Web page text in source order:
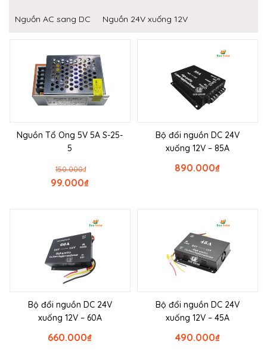
Nguồn AC sang DC Nguồn 24V xuống 12V
Nguồn Tổ Ong 5V 5A S-25-
5
₫
150.000
₫
99.000
Bộ đổi nguồn DC 24V
xuống 12V – 85A
₫
890.000
Bộ đổi nguồn DC 24V
xuống 12V – 60A
₫
660.000
Bộ đổi nguồn DC 24V
xuống 12V – 45A
₫
490.000